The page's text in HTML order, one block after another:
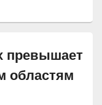
превышает
областям